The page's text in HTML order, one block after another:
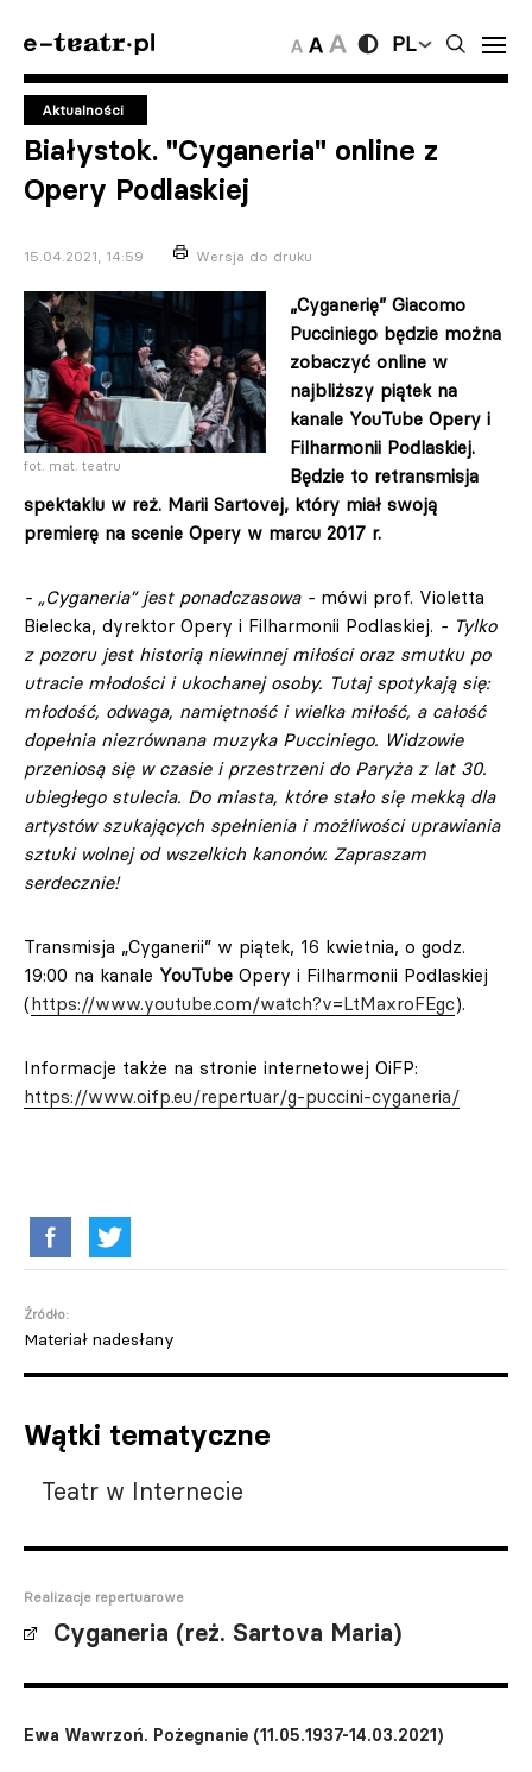
PL
Aktualności
Białystok. "Cyganeria" online z
Opery Podlaskiej
15.04.2021, 14:59 Wersja do druku
fot. mat. teatru
„Cyganerię” Giacomo
Pucciniego będzie można
zobaczyć online w
najbliższy piątek na
kanale YouTube Opery i
Filharmonii Podlaskiej.
Będzie to retransmisja
spektaklu w reż. Marii Sartovej, który miał swoją
premierę na scenie Opery w marcu 2017 r.
- „Cyganeria” jest ponadczasowa - mówi prof. Violetta
Bielecka, dyrektor Opery i Filharmonii Podlaskiej. - Tylko
z pozoru jest historią niewinnej miłości oraz smutku po
utracie młodości i ukochanej osoby. Tutaj spotykają się:
młodość, odwaga, namiętność i wielka miłość, a całość
dopełnia niezrównana muzyka Pucciniego. Widzowie
przeniosą się w czasie i przestrzeni do Paryża z lat 30.
ubiegłego stulecia. Do miasta, które stało się mekką dla
artystów szukających spełnienia i możliwości uprawiania
sztuki wolnej od wszelkich kanonów. Zapraszam
serdecznie!
Transmisja „Cyganerii” w piątek, 16 kwietnia, o godz.
19:00 na kanale YouTube Opery i Filharmonii Podlaskiej
(https://www.youtube.com/watch?v=LtMaxroFEgc).
Informacje także na stronie internetowej OiFP:
https://www.oifp.eu/repertuar/g-puccini-cyganeria/
Źródło:
Materiał nadesłany
Wątki tematyczne
Teatr w Internecie
Realizacje repertuarowe
Cyganeria (reż. Sartova Maria)
Ewa Wawrzoń. Pożegnanie (11.05.1937-14.03.2021)